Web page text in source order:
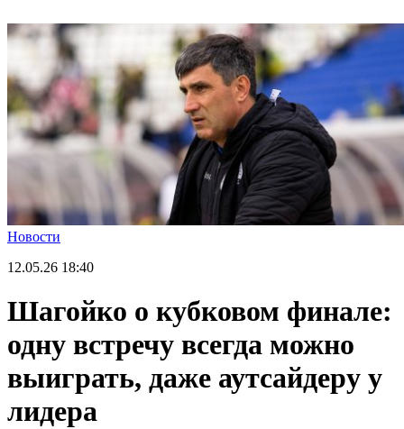
Новости
12.05.26 18:40
Шагойко о кубковом финале:
одну встречу всегда можно
выиграть, даже аутсайдеру у
лидера